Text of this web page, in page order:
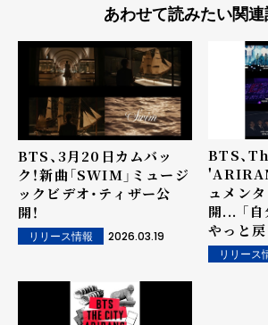
あわせて読みたい関
BTS、3月20日カムバッ
ク！新曲「SWIM」ミュージ
ックビデオ・ティザー公
開！
リリース情報 2026.03.19
BTS、
ュメン
開... 「
やっと戻
リリース